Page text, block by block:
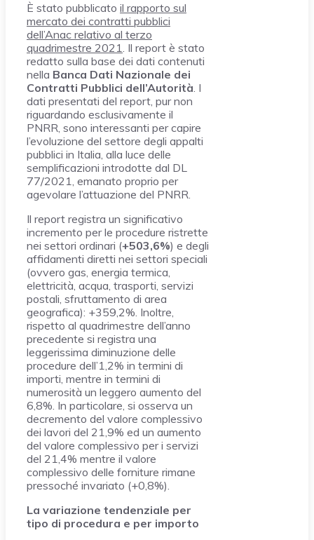
È stato pubblicato il rapporto sul
mercato dei contratti pubblici
dell’Anac relativo al terzo
quadrimestre 2021. Il report è stato
redatto sulla base dei dati contenuti
nella Banca Dati Nazionale dei
Contratti Pubblici dell’Autorità. I
dati presentati del report, pur non
riguardando esclusivamente il
PNRR, sono interessanti per capire
l’evoluzione del settore degli appalti
pubblici in Italia, alla luce delle
semplificazioni introdotte dal DL
77/2021, emanato proprio per
agevolare l’attuazione del PNRR.
Il report registra un significativo
incremento per le procedure ristrette
nei settori ordinari (+503,6%) e degli
affidamenti diretti nei settori speciali
(ovvero gas, energia termica,
elettricità, acqua, trasporti, servizi
postali, sfruttamento di area
geografica): +359,2%. Inoltre,
rispetto al quadrimestre dell’anno
precedente si registra una
leggerissima diminuzione delle
procedure dell’1,2% in termini di
importi, mentre in termini di
numerosità un leggero aumento del
6,8%. In particolare, si osserva un
decremento del valore complessivo
dei lavori del 21,9% ed un aumento
del valore complessivo per i servizi
del 21,4% mentre il valore
complessivo delle forniture rimane
pressoché invariato (+0,8%).
La variazione tendenziale per
tipo di procedura e per importo